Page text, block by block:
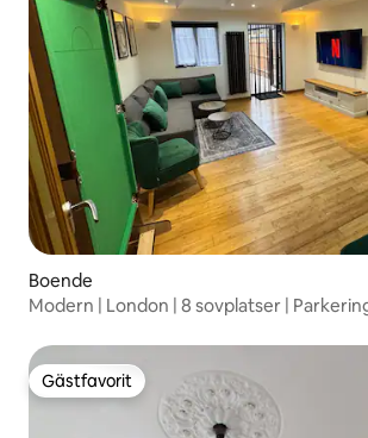
Boende
Modern | London | 8 sovplatser |
Gästfavorit
Gästfavorit